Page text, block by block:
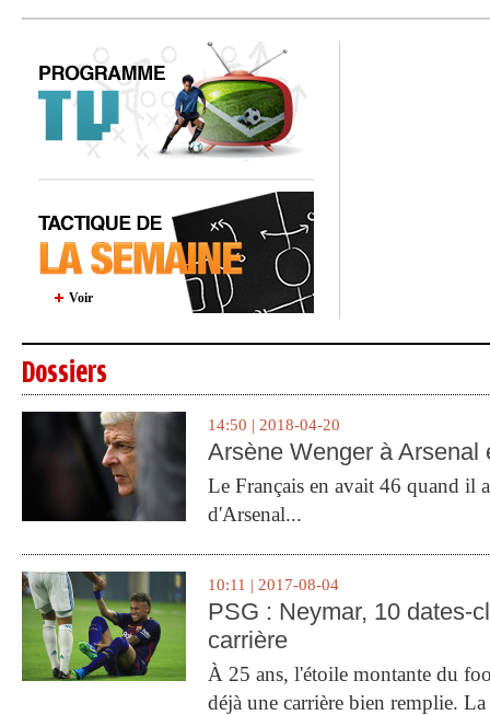
Voir
Dossiers
14:50 | 2018-04-20
Arsène Wenger à Arsenal
Le Français en avait 46 quand il
d'Arsenal...
10:11 | 2017-08-04
PSG : Neymar, 10 dates-
carrière
À 25 ans, l'étoile montante du
déjà une carrière bien remplie.